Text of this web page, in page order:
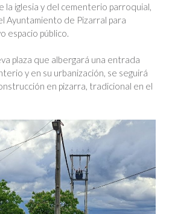
la iglesia y del cementerio parroquial,
Ayuntamiento de Pizarral para
espacio público.
plaza que albergará una entrada
y en su urbanización, se seguirá
en pizarra, tradicional en el